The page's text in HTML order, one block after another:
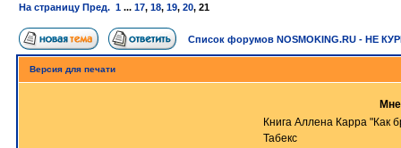
На страницу Пред. 1 ... 17, 18, 19, 20, 21
Список форумов NOSMOKING.RU - НЕ
Версия для печати
Книга Аллена Карра "Как
Табекс